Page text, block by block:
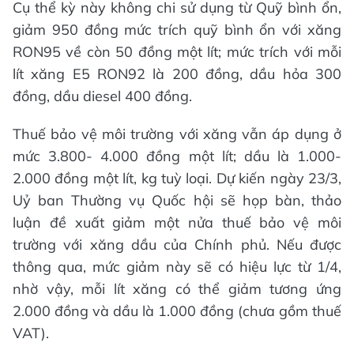
Cụ thể kỳ này không chi sử dụng từ Quỹ bình ổn,
giảm 950 đồng mức trích quỹ bình ổn với xăng
RON95 về còn 50 đồng một lít; mức trích với mỗi
lít xăng E5 RON92 là 200 đồng, dầu hỏa 300
đồng, dầu diesel 400 đồng.
Thuế bảo vệ môi trường với xăng vẫn áp dụng ở
mức 3.800- 4.000 đồng một lít; dầu là 1.000-
2.000 đồng một lít, kg tuỳ loại. Dự kiến ngày 23/3,
Uỷ ban Thường vụ Quốc hội sẽ họp bàn, thảo
luận đề xuất giảm một nửa thuế bảo vệ môi
trường với xăng dầu của Chính phủ. Nếu được
thông qua, mức giảm này sẽ có hiệu lực từ 1/4,
nhờ vậy, mỗi lít xăng có thể giảm tương ứng
2.000 đồng và dầu là 1.000 đồng (chưa gồm thuế
VAT).